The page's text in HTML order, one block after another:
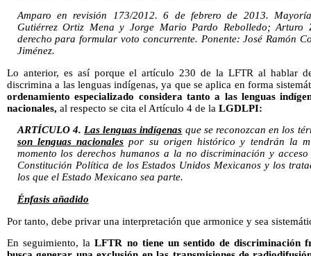
Amparo en revisión 173/2012. 6 de febrero de 2013.
Gutiérrez Ortiz Mena y Jorge Mario Pardo Rebolledo; Arturo
derecho para formular voto concurrente. Ponente: José Ramón
Jiménez.
Lo anterior, es así porque el artículo 230 de la LFTR al hablar
discrimina a las lenguas indígenas, ya que se aplica en forma
ordenamiento especializado considera tanto a las lenguas
nacionales, al respecto se cita el Artículo 4 de la LGDLPI:
ARTÍCULO 4.Las lenguas indígenas que se reconozcan en los
son lenguas nacionales por su origen histórico y tendrán la
momento los derechos humanos a la no discriminación y
Constitución Política de los Estados Unidos Mexicanos y los
los que el Estado Mexicano sea parte.
Énfasis añadido
Por tanto, debe privar una interpretación que armonice y sea
En seguimiento, laLFTR no tiene un sentido de discriminación